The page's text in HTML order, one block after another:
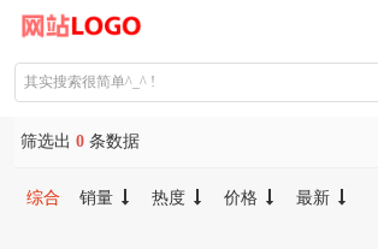
筛选出 0 条数据
综合 销量 热度 价格 最新